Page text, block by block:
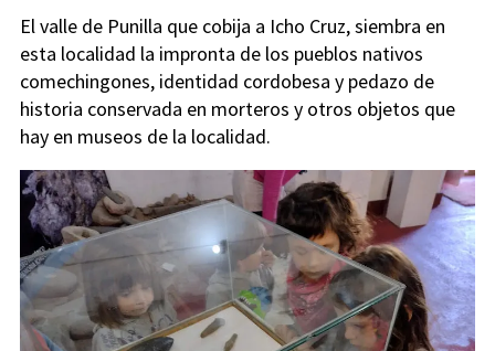
El valle de Punilla que cobija a Icho Cruz, siembra en
esta localidad la impronta de los pueblos nativos
comechingones, identidad cordobesa y pedazo de
historia conservada en morteros y otros objetos que
hay en museos de la localidad.